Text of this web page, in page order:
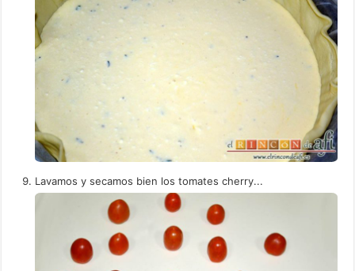
Lavamos y secamos bien los tomates cherry...